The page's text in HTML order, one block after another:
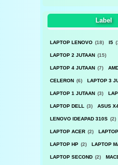
Label
LAPTOP LENOVO (18) I5
LAPTOP 2 JUTAAN (15)
LAPTOP 4 JUTAAN (7)
CELERON (6) LAPTOP 3
LAPTOP 1 JUTAAN (3)
LAPTOP DELL (3) ASUS
LENOVO IDEAPAD 310S (2)
LAPTOP ACER (2)
LAPTOP HP (2) LAPTOP
LAPTOP SECOND (2)